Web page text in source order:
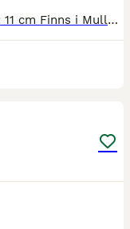
Fagerbit Jacob i grå sötmalm Storlek : 11 cm Finns i Mullsjö, men kan skickas mot fraktkostnad.